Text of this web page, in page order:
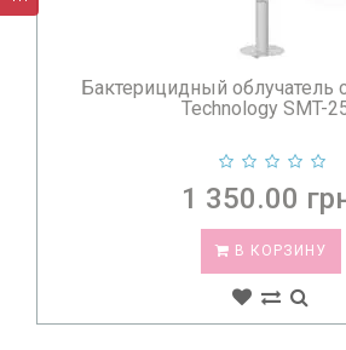
Бактерицидный облучатель
Technology SMT-
1 350.00
В КОРЗИНУ